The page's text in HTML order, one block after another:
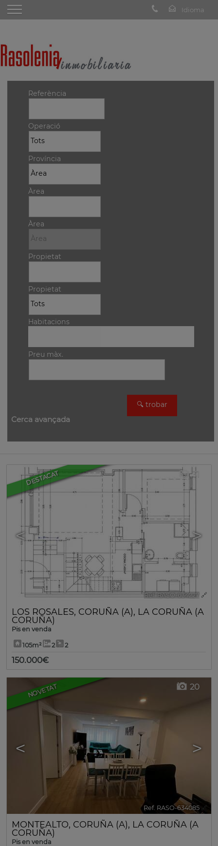
Referència
Operació
Província
Àrea
Àrea
Propietat
Propietat
Habitacions
Preu màx.
Cerca avançada
DESTACAT
< >
31
Ref. RASO-634227 🔗
LOS ROSALES, CORUÑA (A), LA CORUÑA (A
CORUÑA)
Pis en venda
105m² 2 2
150.000€
NOVETAT
< >
20
Ref. RASO-634085 🔗
MONTEALTO, CORUÑA (A), LA CORUÑA (A
CORUÑA)
Pis en venda